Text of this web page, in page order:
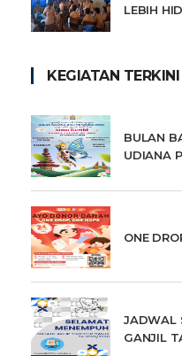
LEBIH
KEGIATAN TERKINI
BULAN
UDIANA
ONE
JADWAL
GANJIL